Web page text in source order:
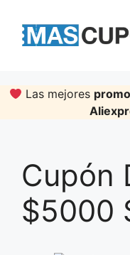
content
Las mejores
Cupón
$5000